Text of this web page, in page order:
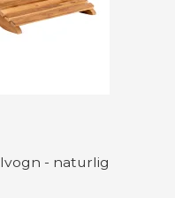
- naturlig